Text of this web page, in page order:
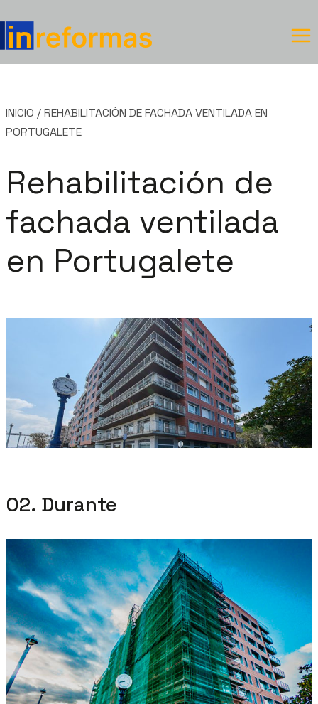
al
contenido
INICIO /REHABILITACIÓN DE FACHADA VENTILADA EN
PORTUGALETE
Rehabilitación de
fachada ventilada
en Portugalete
02. Durante